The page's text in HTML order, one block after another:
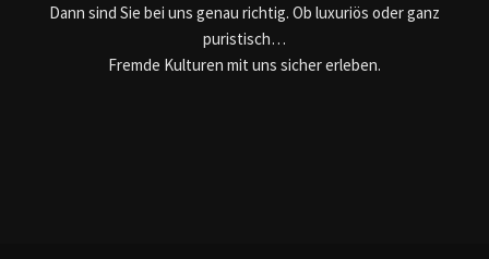
KONTAKT
Dann sind Sie bei uns genau richtig. Ob luxuriös oder ganz
puristisch…
Fremde Kulturen mit uns sicher erleben.